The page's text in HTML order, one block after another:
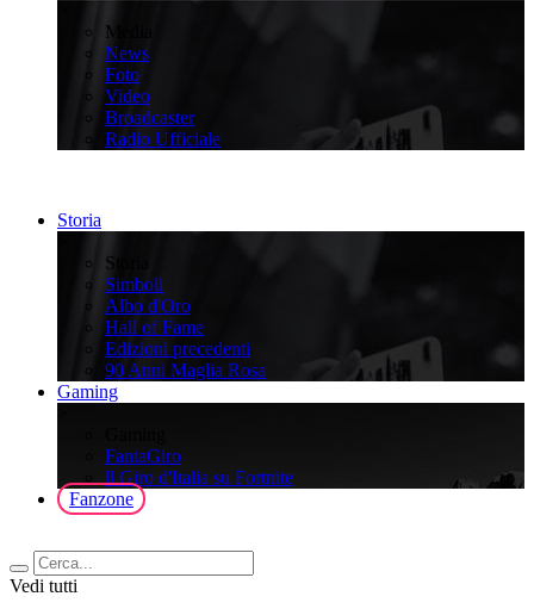
Media
News
Foto
Video
Broadcaster
Radio Ufficiale
Storia
Storia
Simboli
Albo d'Oro
Hall of Fame
Edizioni precedenti
90 Anni Maglia Rosa
Gaming
FantaGiro
ll Giro d'Italia su Fortnite
Fanzone
Vedi tutti